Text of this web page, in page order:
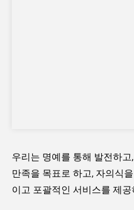
우리는 명예를 통해 발전하
만족을 목표로 하고, 자의식
이고 포괄적인 서비스를 제